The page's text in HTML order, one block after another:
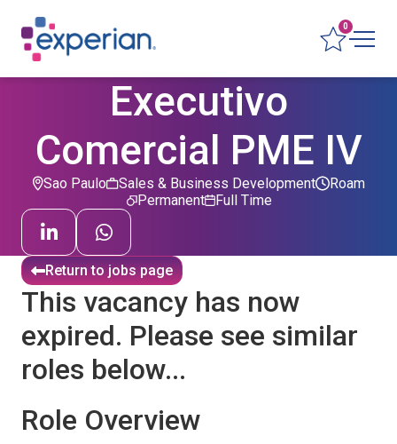
0
Executivo
Comercial PME IV
Sao Paulo
Sales & Business Development
Permanent
Roam
Full Time
Return to jobs page
This vacancy has now
expired. Please see similar
roles below...
Role Overview